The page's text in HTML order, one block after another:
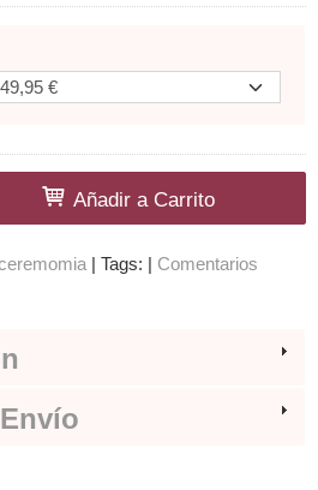
Añadir a Carrito
| Tags: | Comentarios